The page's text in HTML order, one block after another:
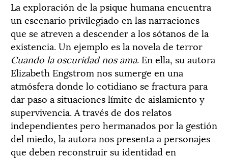
La exploración de la psique humana encuentra
un escenario privilegiado en las narraciones
que se atreven a descender a los sótanos de la
existencia. Un ejemplo es la novela de terror
Cuando la oscuridad nos ama. En ella, su autora
Elizabeth Engstrom nos sumerge en una
atmósfera donde lo cotidiano se fractura para
dar paso a situaciones límite de aislamiento y
supervivencia. A través de dos relatos
independientes pero hermanados por la gestión
del miedo, la autora nos presenta a personajes
que deben reconstruir su identidad en